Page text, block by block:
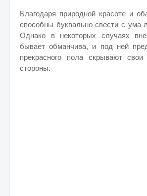
Благодаря природной красоте и
способны буквально свести с ума
Однако в некоторых случаях
бывает обманчива, и под ней
прекрасного пола скрывают
стороны.